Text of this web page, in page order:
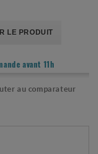
LE PRODUIT
avant 11h
au comparateur